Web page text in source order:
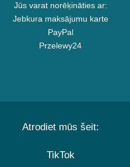
Jūs varat norēķināties ar:
Jebkura maksājumu karte
PayPal
Przelewy24
Atrodiet mūs šeit:
TikTok